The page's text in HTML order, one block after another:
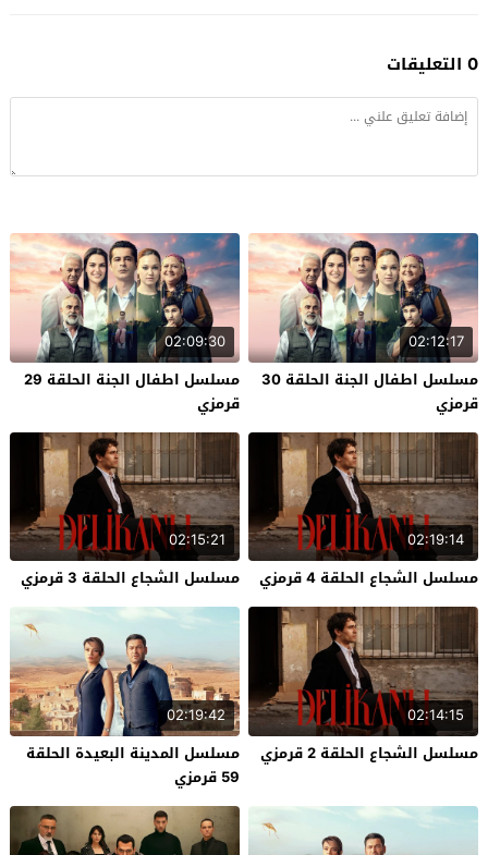
0 التعليقات
02:12:17
مسلسل اطفال الجنة الحلقة 30
قرمزي
02:09:30
مسلسل اطفال الجنة الحلقة 29
قرمزي
02:19:14
مسلسل الشجاع الحلقة 4 قرمزي
02:15:21
مسلسل الشجاع الحلقة 3 قرمزي
02:14:15
مسلسل الشجاع الحلقة 2 قرمزي
02:19:42
مسلسل المدينة البعيدة الحلقة
59 قرمزي